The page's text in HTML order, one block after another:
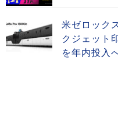
米ゼロック
クジェット
を年内投